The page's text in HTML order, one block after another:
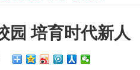
园 培育时代新人